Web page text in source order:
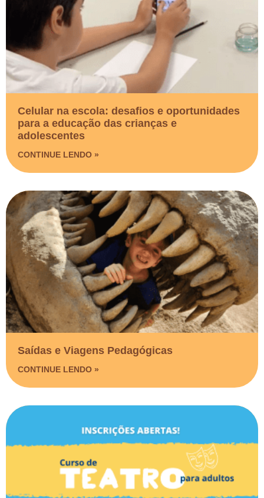
Celular na escola: desafios e oportunidades
para a educação das crianças e
adolescentes
CONTINUE LENDO »
Saídas e Viagens Pedagógicas​
CONTINUE LENDO »